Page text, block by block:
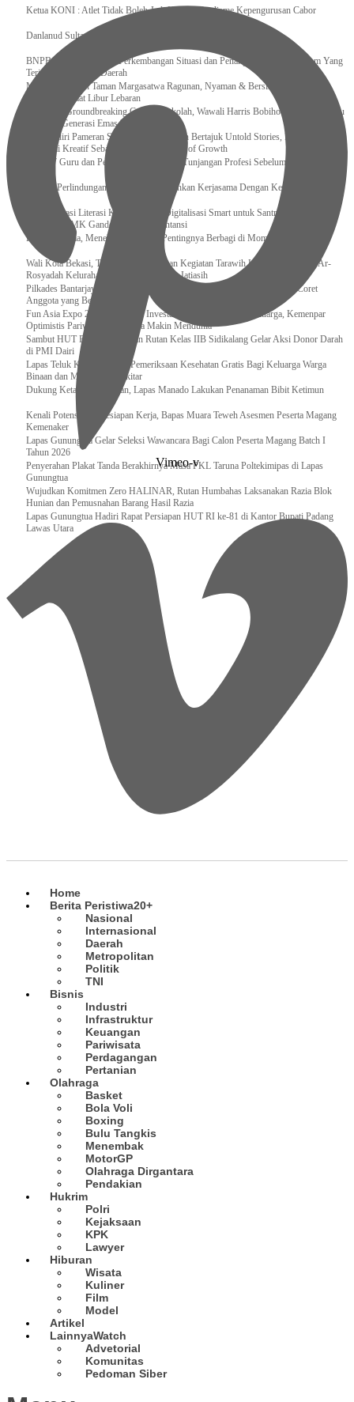
Ketua KONI : Atlet Tidak Boleh Jadi Korban Dualisme Kepengurusan Cabor
Danlanud Sultan Hasanuddin Ikuti Exit Meeting Bersama BPK RI
BNPB Terus Memantau Perkembangan Situasi dan Penanganan Bencana Alam Yang
Terjadi di Beberapa Daerah
Menpar Pastikan Taman Margasatwa Ragunan, Nyaman & Bersih di Kunjungi
Wisatawan Saat Libur Lebaran
Resmikan Groundbreaking Gedung Sekolah, Wawali Harris Bobihoe : Tonggak Baru
Ciptakan Generasi Emas Masa Depan
Menghadiri Pameran Seni Meiro Collection Bertajuk Untold Stories, Irene Umar :
Ekonomi Kreatif Sebagai The New Engine of Growth
120.067 Guru dan Pengawas PAI Terima Tunjangan Profesi Sebelum Lebaran
Perkuat Perlindungan KI Kemenkum Sahkan Kerjasama Dengan Kemenbud
Transformasi Literasi Keuangan dan Digitalisasi Smart untuk Santri Produktif
Kemenko PMK Gandeng Beberapa Intansi
Peduli Sesama, Menekraf Tekankan Pentingnya Berbagi di Momen Ramadan
Wali Kota Bekasi, Tri Adhianto Lakukan Kegiatan Tarawih Keliling di Masjid Ar-
Rosyadah Kelurahan Jatirasa Kecamatan Jatiasih
Pilkades Bantarjaya Disorot, Ketua Panitia Tegaskan Netralitas dan Siap Coret
Anggota yang Berpihak
Fun Asia Expo 2026 Dongkrak Investasi Industri Rekreasi Keluarga, Kemenpar
Optimistis Pariwisata Indonesia Makin Mendunia
Sambut HUT RI ke-81, Jajaran Rutan Kelas IIB Sidikalang Gelar Aksi Donor Darah
di PMI Dairi
Lapas Teluk Kuantan Gelar Pemeriksaan Kesehatan Gratis Bagi Keluarga Warga
Binaan dan Masyarakat Sekitar
Dukung Ketahanan Pangan, Lapas Manado Lakukan Penanaman Bibit Ketimun
Kenali Potensi dan Kesiapan Kerja, Bapas Muara Teweh Asesmen Peserta Magang
Kemenaker
Lapas Gunungtua Gelar Seleksi Wawancara Bagi Calon Peserta Magang Batch I
Tahun 2026
Penyerahan Plakat Tanda Berakhirnya Masa PKL Taruna Poltekimipas di Lapas
Gunungtua
Wujudkan Komitmen Zero HALINAR, Rutan Humbahas Laksanakan Razia Blok
Hunian dan Pemusnahan Barang Hasil Razia
Lapas Gunungtua Hadiri Rapat Persiapan HUT RI ke-81 di Kantor Bupati Padang
Lawas Utara
Vimeo-v
Home
Berita Peristiwa20+
Nasional
Internasional
Daerah
Metropolitan
Politik
TNI
Bisnis
Industri
Infrastruktur
Keuangan
Pariwisata
Perdagangan
Pertanian
Olahraga
Basket
Bola Voli
Boxing
Bulu Tangkis
Menembak
MotorGP
Olahraga Dirgantara
Pendakian
Hukrim
Polri
Kejaksaan
KPK
Lawyer
Hiburan
Wisata
Kuliner
Film
Model
Artikel
LainnyaWatch
Advetorial
Komunitas
Pedoman Siber